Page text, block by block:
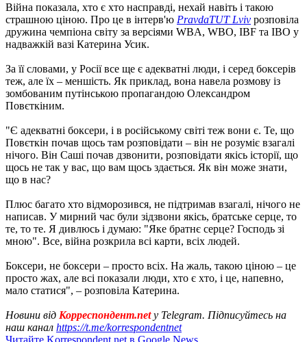
Війна показала, хто є хто насправді, нехай навіть і такою
страшною ціною. Про це в інтерв'ю PravdaTUT Lviv розповіла
дружина чемпіона світу за версіями WBA, WBO, IBF та IBO у
надважкій вазі Катерина Усик.
За її словами, у Росії все ще є адекватні люди, і серед боксерів
теж, але їх – меншість. Як приклад, вона навела розмову із
зомбованим путінською пропагандою Олександром
Повєткіним.
"Є адекватні боксери, і в російському світі теж вони є. Те, що
Повєткін почав щось там розповідати – він не розуміє взагалі
нічого. Він Саші почав дзвонити, розповідати якісь історії, що
щось не так у вас, що вам щось здається. Як він може знати,
що в нас?
Плюс багато хто відморозився, не підтримав взагалі, нічого не
написав. У мирний час були зідзвони якісь, братське серце, то
те, то те. Я дивлюсь і думаю: "Яке братнє серце? Господь зі
мною". Все, війна розкрила всі карти, всіх людей.
Боксери, не боксери – просто всіх. На жаль, такою ціною – це
просто жах, але всі показали люди, хто є хто, і це, напевно,
мало статися", – розповіла Катерина.
Новини від Корреспондент.netу Telegram. Підписуйтесь на
наш канал https://t.me/korrespondentnet
Читайте Korrespondent.net в Google News